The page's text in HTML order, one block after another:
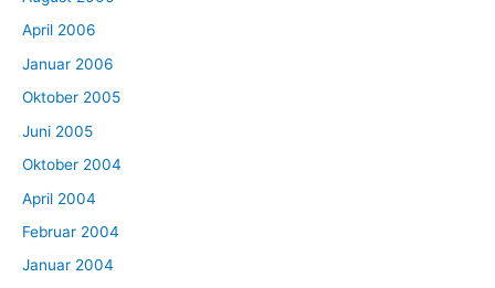
April 2006
Januar 2006
Oktober 2005
Juni 2005
Oktober 2004
April 2004
Februar 2004
Januar 2004